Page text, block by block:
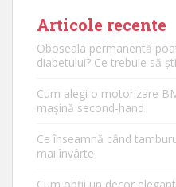
Articole recente
Oboseala permanentă
diabetului? Ce trebuie să
Cum alegi o motorizare
mașină second-hand
Ce înseamnă când
mai învârte
Cum obții un decor